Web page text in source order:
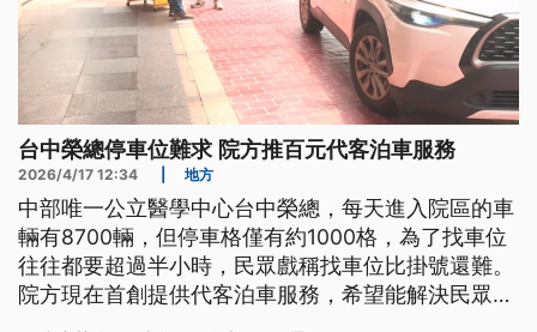
台中榮總停車位難求 院方推百元代客泊車服務
2026/4/17 12:34 地方
中部唯一公立醫學中心台中榮總，每天進入院區的車
輛有8700輛，但停車格僅有約1000格，為了找車位
往往都要超過半小時，民眾戲稱找車位比掛號還難。
院方現在首創提供代客泊車服務，希望能解決民眾看